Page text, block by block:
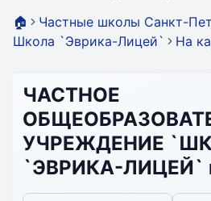
🏠
Частные школы Санкт-
Школа `Эврика-Лицей`
На
ЧАСТНОЕ
УЧРЕЖДЕНИЕ
`ЭВРИКА-ЛИЦЕЙ`